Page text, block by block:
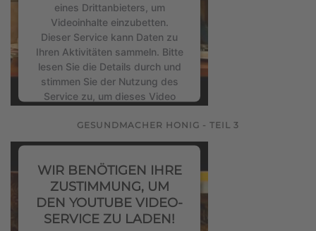
eines Drittanbieters, um
Videoinhalte einzubetten.
Dieser Service kann Daten zu
Ihren Aktivitäten sammeln. Bitte
lesen Sie die Details durch und
stimmen Sie der Nutzung des
Service zu, um dieses Video
Mehr Informationen
Akzeptieren
powered byUsercentrics
Consent Management Platform
GESUNDMACHER HONIG - TEIL 3
WIR BENÖTIGEN IHRE
ZUSTIMMUNG, UM
DEN YOUTUBE VIDEO-
SERVICE ZU LADEN!